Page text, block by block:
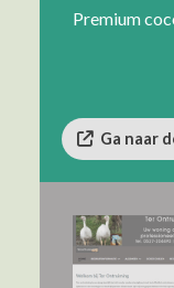
Premium
Ga naar